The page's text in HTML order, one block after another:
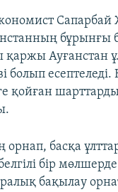
Сапарбай
бұрынғы
қаржы Ауғанстан
болып есептеледі.
қойған шарттарды
орнап, басқа
бір мөлшерде
бақылау